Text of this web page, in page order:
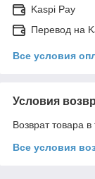
Kaspi Pay
Перевод на
Все условия
Условия
Возврат товара
Все условия